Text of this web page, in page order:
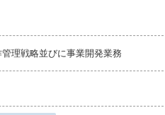
理戦略並びに事業開発業務